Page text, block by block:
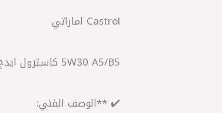
Castrol اماراتي
5W30 A5/B5 كاسترول ايدج 4لتر
✔️ **الوصف الفني: